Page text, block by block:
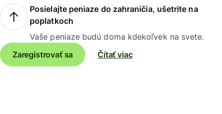
Posielajte peniaze do zahraničia, ušetrite na
poplatkoch
Vaše peniaze budú doma kdekoľvek na svete.
Zaregistrovať sa
Čítať viac